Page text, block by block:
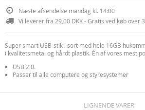
Næste afsendelse mandag kl. 14:00
Vi leverer fra 29,00 DKK - Gratis ved køb over
Super smart USB-stik i sort med hele 16GB
i kvalitetsmetal og hårdt plastik. Én af vores mest
USB 2.0.
Passer til alle computere og styresystemer
LIGNENDE VARER